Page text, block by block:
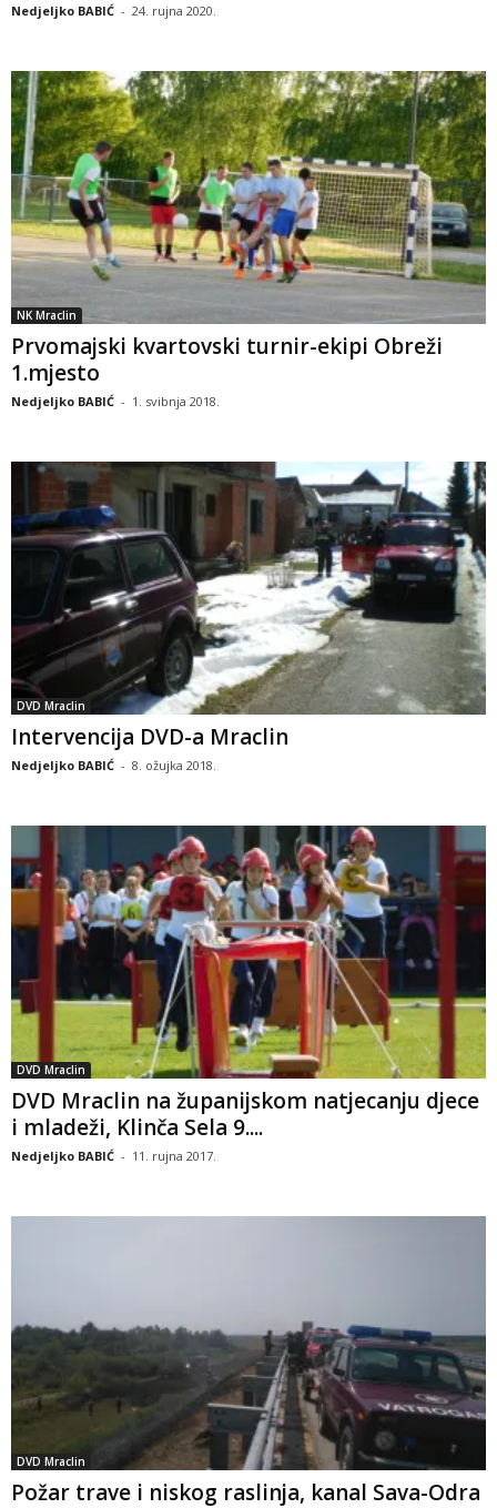
Nedjeljko BABIĆ - 24. rujna 2020.
NK Mraclin
Prvomajski kvartovski turnir-ekipi Obreži
1.mjesto
Nedjeljko BABIĆ - 1. svibnja 2018.
DVD Mraclin
Intervencija DVD-a Mraclin
Nedjeljko BABIĆ - 8. ožujka 2018.
DVD Mraclin
DVD Mraclin na županijskom natjecanju djece
i mladeži, Klinča Sela 9....
Nedjeljko BABIĆ - 11. rujna 2017.
DVD Mraclin
Požar trave i niskog raslinja, kanal Sava-Odra